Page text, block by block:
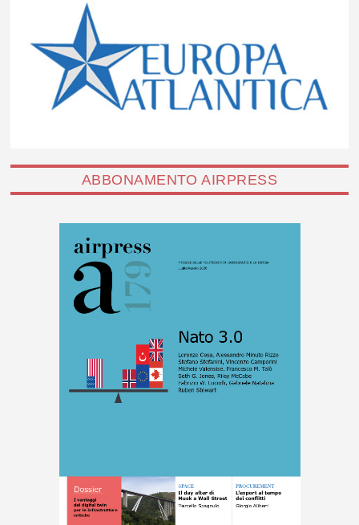
ABBONAMENTO AIRPRESS